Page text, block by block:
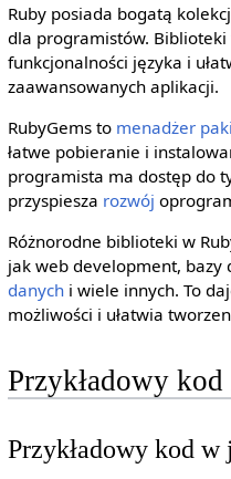
Ruby posiada bogatą
dla programistów.
funkcjonalności języka i
zaawansowanych aplikacji.
RubyGems to menadżer
łatwe pobieranie i
programista ma dostęp do
przyspiesza rozwój
Różnorodne biblioteki w
jak web development, bazy
danychi wiele innych. To
możliwości i ułatwia
Przykładowy
Przykładowy kod